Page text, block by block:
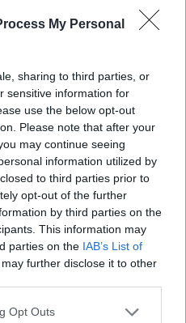
My Personal
sharing to third parties, or
sensitive information for
use the below opt-out
Please note that after your
may continue seeing
information utilized by
to third parties prior to
opt-out of the further
by third parties on the
This information may
parties on the IAB’s List of
further disclose it to other
Opt Outs
maison
Pour plus de
nosconseils pour
saine
en pleine forme
dans l’assiette !
en nutriments
la fibre capillaire et à
légumineuses,